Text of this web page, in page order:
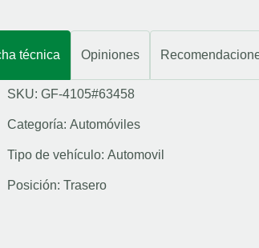
técnica Opiniones
SKU: GF-4105#63458
Categoría: Automóviles
Tipo de vehículo: Automovil
Posición: Trasero